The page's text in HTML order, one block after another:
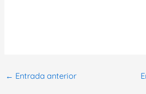
← Entrada anterior